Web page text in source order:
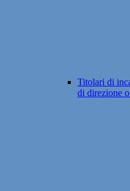
Titolari di
di direzione